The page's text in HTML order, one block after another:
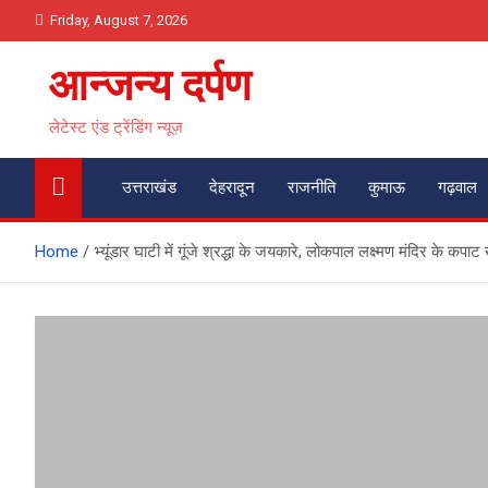
to
Friday, August 7, 2026
आन्जन्य दर्पण
लेटेस्ट एंड ट्रेंडिंग न्यूज़
उत्तराखंड देहरादून राजनीति कुमाऊ गढ़वाल
Home भ्यूंडार घाटी में गूंजे श्रद्धा के जयकारे, लोकपाल लक्ष्मण मंदिर के